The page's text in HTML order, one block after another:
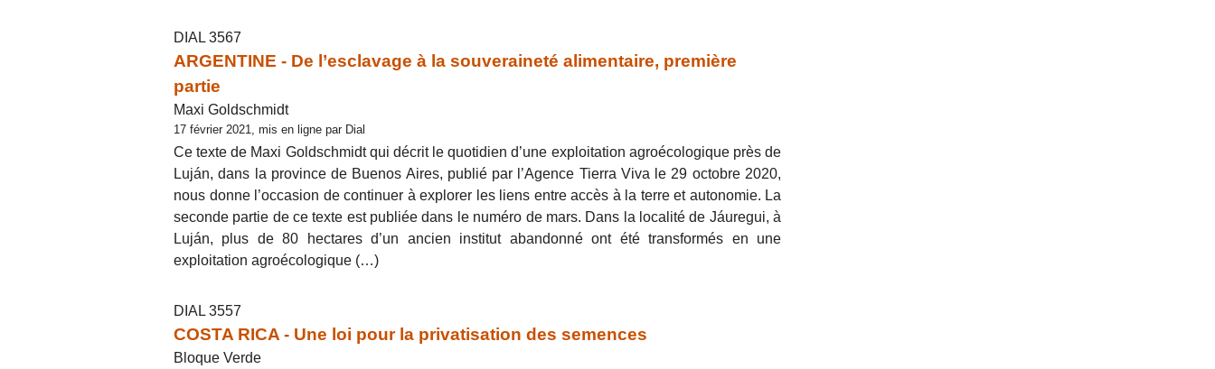
DIAL 3567
ARGENTINE - De l’esclavage à la souveraineté alimentaire, première
partie
Maxi Goldschmidt
17 février 2021, mis en ligne par Dial
Ce texte de Maxi Goldschmidt qui décrit le quotidien d’une exploitation agroécologique près de
Luján, dans la province de Buenos Aires, publié par l’Agence Tierra Viva le 29 octobre 2020,
nous donne l’occasion de continuer à explorer les liens entre accès à la terre et autonomie. La
seconde partie de ce texte est publiée dans le numéro de mars. Dans la localité de Jáuregui, à
Luján, plus de 80 hectares d’un ancien institut abandonné ont été transformés en une
exploitation agroécologique (…)
DIAL 3557
COSTA RICA - Une loi pour la privatisation des semences
Bloque Verde